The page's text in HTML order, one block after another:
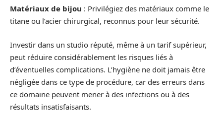
Matériaux de bijou : Privilégiez des matériaux comme le
titane ou l’acier chirurgical, reconnus pour leur sécurité.
Investir dans un studio réputé, même à un tarif supérieur,
peut réduire considérablement les risques liés à
d’éventuelles complications. L’hygiène ne doit jamais être
négligée dans ce type de procédure, car des erreurs dans
ce domaine peuvent mener à des infections ou à des
résultats insatisfaisants.